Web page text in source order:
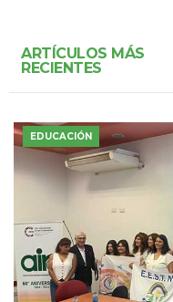
ARTÍCULOS MÁS
RECIENTES
EDUCACIÓN